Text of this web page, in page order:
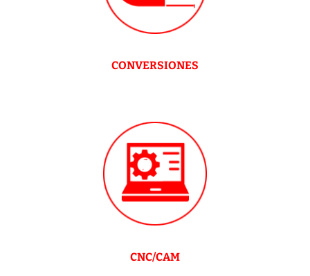
CONVERSIONES
CNC/CAM